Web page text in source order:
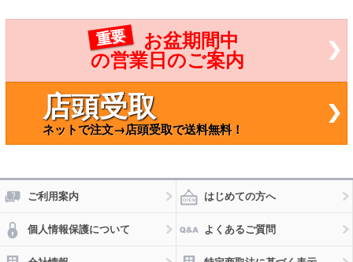
リ
280
～45
タ
ー L
2連
07月
重要
お盆期間中
の営業日のご案内
店頭受取
ネットで注文→店頭受取で送料無料！
ご利用案内 はじめての方へ
個人情報保護について よくあるご質問